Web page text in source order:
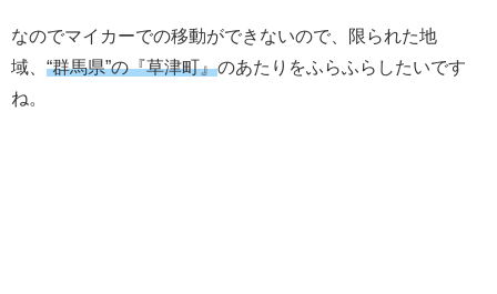
なのでマイカーでの移動ができないので、限られた地
域、 “群馬県”の『草津町』のあたりをふらふらしたいです
ね。